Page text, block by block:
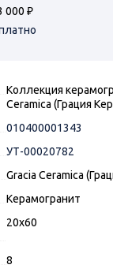
000 ₽
Коллекция
Ceramica (Грация
010400001343
УТ-00020782
Gracia Ceramica
Керамогранит
20x60
8